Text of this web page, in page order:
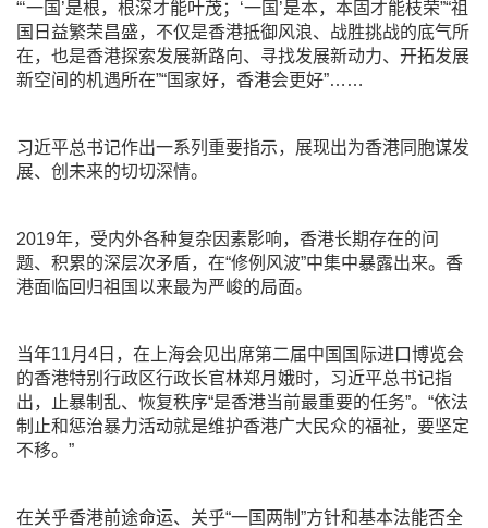
“‘一国’是根，根深才能叶茂；‘一国’是本，本固才能枝荣”“祖
国日益繁荣昌盛，不仅是香港抵御风浪、战胜挑战的底气所
在，也是香港探索发展新路向、寻找发展新动力、开拓发展
新空间的机遇所在”“国家好，香港会更好”……
习近平总书记作出一系列重要指示，展现出为香港同胞谋发
展、创未来的切切深情。
2019年，受内外各种复杂因素影响，香港长期存在的问
题、积累的深层次矛盾，在“修例风波”中集中暴露出来。香
港面临回归祖国以来最为严峻的局面。
当年11月4日，在上海会见出席第二届中国国际进口博览会
的香港特别行政区行政长官林郑月娥时，习近平总书记指
出，止暴制乱、恢复秩序“是香港当前最重要的任务”。“依法
制止和惩治暴力活动就是维护香港广大民众的福祉，要坚定
不移。”
在关乎香港前途命运、关乎“一国两制”方针和基本法能否全